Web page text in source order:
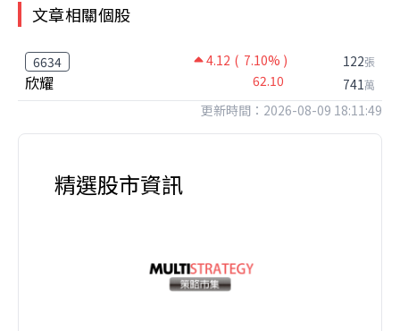
文章相關個股
6634 4.12 ( 7.10% )
欣耀 62.10
122張
741萬
更新時間：2026-08-09 18:11:49
精選股市資訊